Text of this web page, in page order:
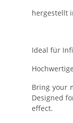
hergestellt
Ideal für
Bring your
Designed
effect.